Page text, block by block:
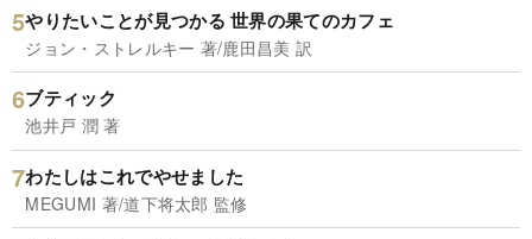
やりたいことが見つかる 世界の果てのカフェ
ジョン・ストレルキー 著/鹿田昌美 訳
ブティック
池井戸 潤 著
わたしはこれでやせました
MEGUMI 著/道下将太郎 監修